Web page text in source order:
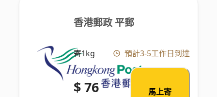
香港郵政 平郵
寄1kg 預計3-5工作日到達
$ 76
馬上寄